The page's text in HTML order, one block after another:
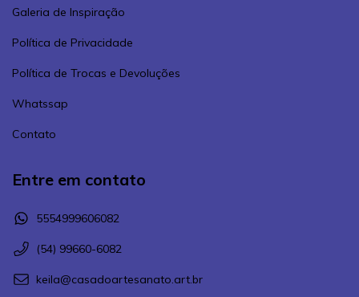
Galeria de Inspiração
Política de Privacidade
Política de Trocas e Devoluções
Whatssap
Contato
Entre em contato
5554999606082
(54) 99660-6082
keila@casadoartesanato.art.br